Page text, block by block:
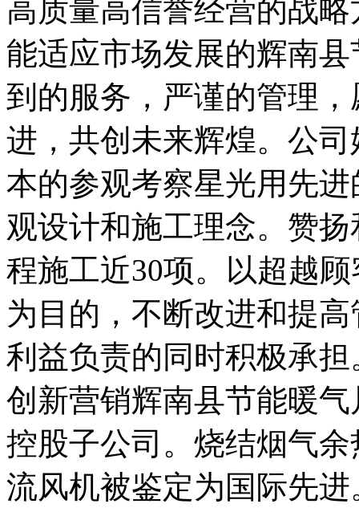
高质量高信誉经营的战
能适应市场发展的辉南
到的服务，严谨的管理
进，共创未来辉煌。公
本的参观考察星光用先
观设计和施工理念。赞
程施工近30项。以超越
为目的，不断改进和提
利益负责的同时积极承
创新营销辉南县节能暖
控股子公司。烧结烟气
流风机被鉴定为国际先